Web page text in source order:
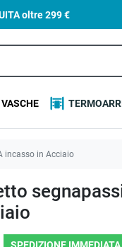
oltre299 €
VASCHE
incasso in Acciaio